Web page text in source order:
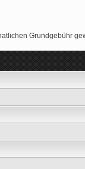
Grundgebühr